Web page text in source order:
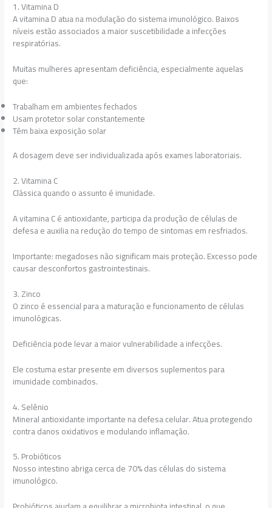
1. Vitamina D
A vitamina D atua na modulação do sistema imunológico. Baixos
níveis estão associados a maior suscetibilidade a infecções
respiratórias.
Muitas mulheres apresentam deficiência, especialmente aquelas
que:
Trabalham em ambientes fechados
Usam protetor solar constantemente
Têm baixa exposição solar
A dosagem deve ser individualizada após exames laboratoriais.
2. Vitamina C
Clássica quando o assunto é imunidade.
A vitamina C é antioxidante, participa da produção de células de
defesa e auxilia na redução do tempo de sintomas em resfriados.
Importante: megadoses não significam mais proteção. Excesso pode
causar desconfortos gastrointestinais.
3. Zinco
O zinco é essencial para a maturação e funcionamento de células
imunológicas.
Deficiência pode levar a maior vulnerabilidade a infecções.
Ele costuma estar presente em diversos suplementos para
imunidade combinados.
4. Selênio
Mineral antioxidante importante na defesa celular. Atua protegendo
contra danos oxidativos e modulando inflamação.
5. Probióticos
Nosso intestino abriga cerca de 70% das células do sistema
imunológico.